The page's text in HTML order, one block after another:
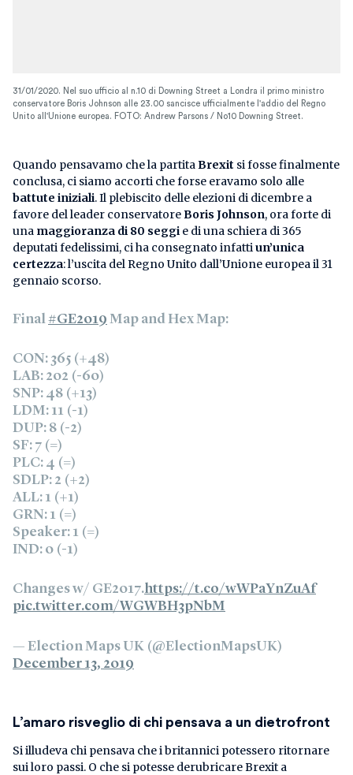
31/01/2020. Nel suo ufficio al n.10 di Downing Street a Londra il primo ministro
conservatore Boris Johnson alle 23.00 sancisce ufficialmente l'addio del Regno
Unito all'Unione europea. FOTO: Andrew Parsons / No10 Downing Street.
Quando pensavamo che la partitaBrexit si fosse finalmente
conclusa, ci siamo accorti che forse eravamo solo alle
battute iniziali. Il plebiscito delle elezioni di dicembre a
favore del leader conservatoreBoris Johnson, ora forte di
una maggioranza di 80 seggi e di una schiera di 365
deputati fedelissimi, ci ha consegnato infattiun’unica
certezza: l’uscita del Regno Unito dall’Unione europea il 31
gennaio scorso.
Final#GE2019 Map and Hex Map:
CON: 365 (+48)
LAB: 202 (-60)
SNP: 48 (+13)
LDM: 11 (-1)
DUP: 8 (-2)
SF: 7 (=)
PLC: 4 (=)
SDLP: 2 (+2)
ALL: 1 (+1)
GRN: 1 (=)
Speaker: 1 (=)
IND: 0 (-1)
Changes w/ GE2017.https://t.co/wWPaYnZuAf
pic.twitter.com/WGWBH3pNbM
— Election Maps UK (@ElectionMapsUK)
December 13, 2019
L’amaro risveglio di chi pensava a un dietrofront
Si illudeva chi pensava che i britannici potessero ritornare
sui loro passi. O che si potesse derubricare Brexit a